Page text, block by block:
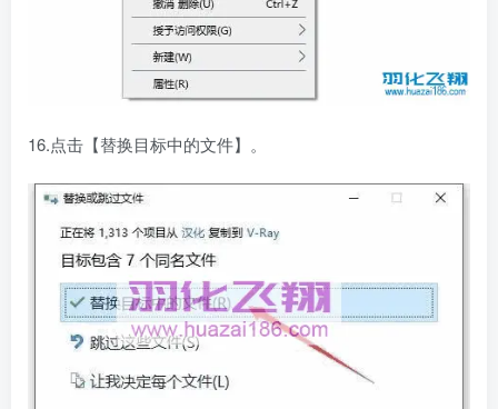
16.点击【替换目标中的文件】。